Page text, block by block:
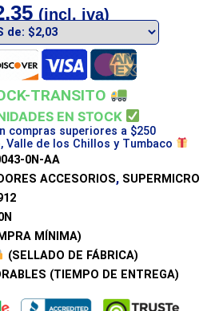
(incl. iva)
TRANSITO
EN STOCK
compras superiores a $250
Valle de los Chillos y Tumbaco
0N-AA
ACCESORIOS, SUPERMICRO
MÍNIMA)
(SELLADO DE FÁBRICA)
(TIEMPO DE ENTREGA)